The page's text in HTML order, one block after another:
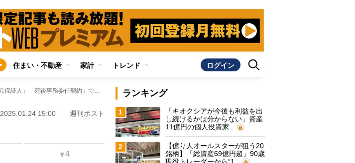
住まい・不動産 家計 トレンド ログイン
【認知症に備えてやっておきたい手続き】「身元保証人」「死後事務委任契約」で任せられること一覧 施設入所時の書類作成、費用支払の保障など
2025.01.24 15:00 週刊ポスト
＃4
ランキング
1
「キオクシアが今後も利益を出
し続けるかは分からない」資産
11億円の個人投資家…
2
【億り人オールスターが狙う20
銘柄】「総資産69億円超」90歳